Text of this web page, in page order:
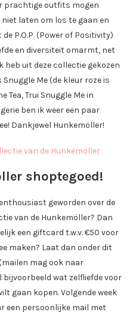
prachtige outfits mogen
laten om los te gaan en
P.O.P. (Power of Positivity)
en diversiteit omarmt, net
heb uit deze collectie gekozen
Me (de kleur roze is
Tea, Trui Snuggle Me in
ben ik weer een paar
Dankjewel Hunkemöller!
shoptegoed!
geworden over de
van de Hunkemöller? Dan
een giftcard t.w.v. €50 voor
maken? Laat dan onder dit
mag ook naar
bijvoorbeeld wat zelfliefde voor
gaan kopen. Volgende week
een persoonlijke mail met